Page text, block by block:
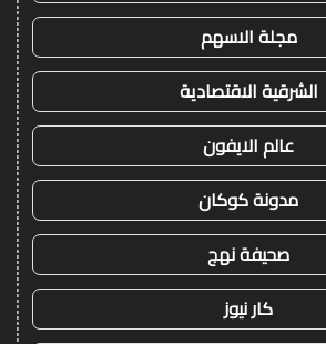
مجلة الاسهم
الشرقية الاقتصادية
عالم الايفون
مدونة كوكان
صحيفة نهج
كار نيوز